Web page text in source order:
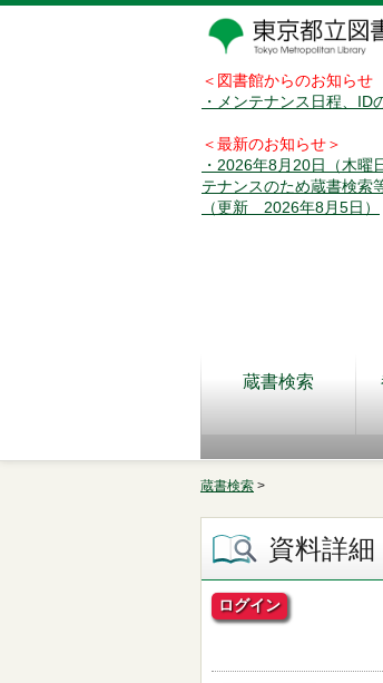
＜図書館からのお知ら
・メンテナンス日程、ID
＜最新のお知らせ＞
・2026年8月20日（木
テナンスのため蔵書検索
（更新 2026年8月5日）
蔵書検索
蔵書検索 >
資料詳細
ログイン